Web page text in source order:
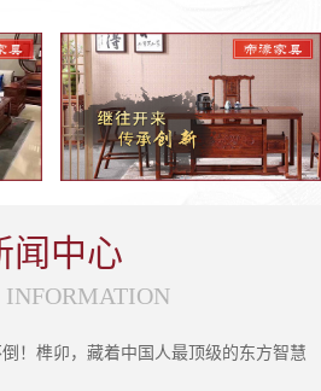
闻中心
INFORMATION